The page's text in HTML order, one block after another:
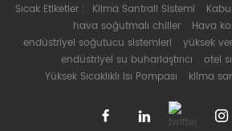
Sıcak Etiketler :
Klima Santrali Sistemi
hava soğutmalı chiller
Hava
endüstriyel soğutucu sistemleri
yüksek
endüstriyel su buharlaştırıcı
otel
Yüksek Sıcaklıklı Isı Pompası
klima